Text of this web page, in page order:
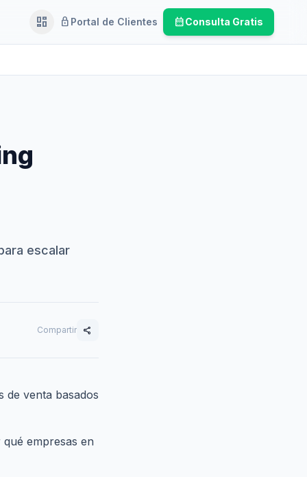
dashboardEjecutivo
lock Portal de Clientes calendar_monthConsulta Gratis
escalar
Compartir share
de venta basados
empresas en